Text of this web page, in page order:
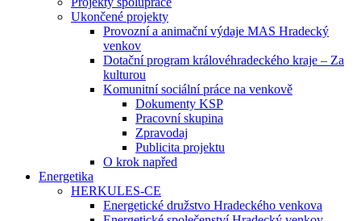
Ukončené projekty
Provozní a animační výdaje MAS Hradecký
venkov
Dotační program královéhradeckého kraje – Za
kulturou
Komunitní sociální práce na venkově
Dokumenty KSP
Pracovní skupina
Zpravodaj
Publicita projektu
O krok napřed
Energetika
HERKULES-CE
Energetické družstvo Hradeckého venkova